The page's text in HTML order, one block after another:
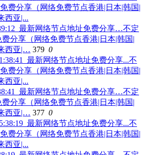
最新网络节点地址免费分享…不定
分享（网络免费节点香港|日本|韩国|
西亚|… 379 0
最新网络节点地址免费分享…不定
分享（网络免费节点香港|日本|韩国|
西亚|… 377 0